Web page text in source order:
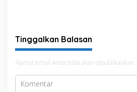
Tinggalkan Balasan
Alamat email Anda tidak akan dipublikasikan.